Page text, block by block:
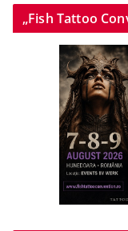
„Fish Tattoo